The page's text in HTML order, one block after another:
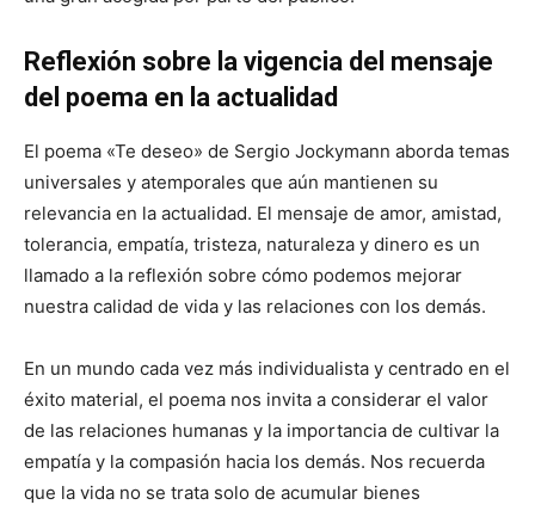
Reflexión sobre la vigencia del mensaje
del poema en la actualidad
El poema «Te deseo» de Sergio Jockymann aborda temas
universales y atemporales que aún mantienen su
relevancia en la actualidad. El mensaje de amor, amistad,
tolerancia, empatía, tristeza, naturaleza y dinero es un
llamado a la reflexión sobre cómo podemos mejorar
nuestra calidad de vida y las relaciones con los demás.
En un mundo cada vez más individualista y centrado en el
éxito material, el poema nos invita a considerar el valor
de las relaciones humanas y la importancia de cultivar la
empatía y la compasión hacia los demás. Nos recuerda
que la vida no se trata solo de acumular bienes